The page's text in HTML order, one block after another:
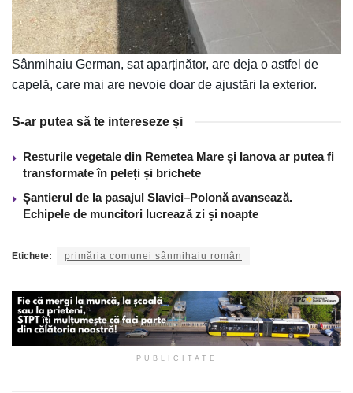
Sânmihaiu German, sat aparținător, are deja o astfel de
capelă, care mai are nevoie doar de ajustări la exterior.
S-ar putea să te intereseze și
Resturile vegetale din Remetea Mare și Ianova ar putea fi
transformate în peleți și brichete
Șantierul de la pasajul Slavici–Polonă avansează.
Echipele de muncitori lucrează zi și noapte
Etichete: primăria comunei sânmihaiu român
PUBLICITATE